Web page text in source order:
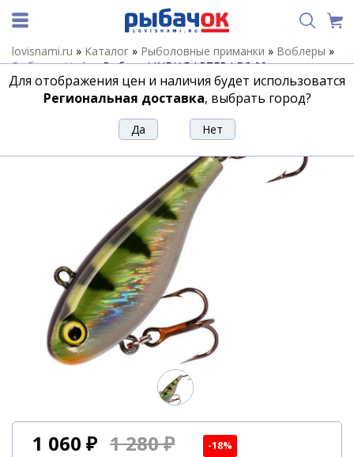
lovisnami.ru » Каталог » Рыболовные приманки » Воблеры »
Воблеры Lindy»Воблер LINDY DARTER LD3 00
Воблер LINDY DARTER LD3 00
1 060 ₽ 1 280 ₽ -18%
Для отображения цен и наличия будет использоватся
Региональная доставка, выбрать город?